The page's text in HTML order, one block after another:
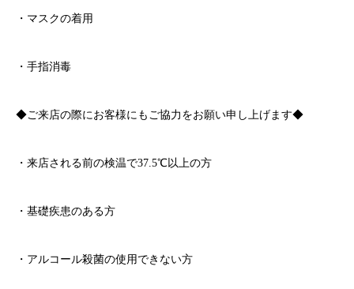
・マスクの着用
・手指消毒
◆ご来店の際にお客様にもご協力をお願い申し上げます◆
・来店される前の検温で37.5℃以上の方
・基礎疾患のある方
・アルコール殺菌の使用できない方